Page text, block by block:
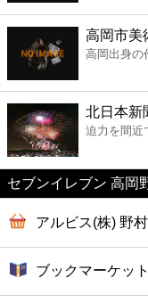
レジャー
書店
ファミレス
ファーストフード
カフェ
ショッピング
高岡市美
高岡出身の
北日本新
迫力を間近
セブンイレブン 高岡
アルビス(株) 野
ブックマーケッ